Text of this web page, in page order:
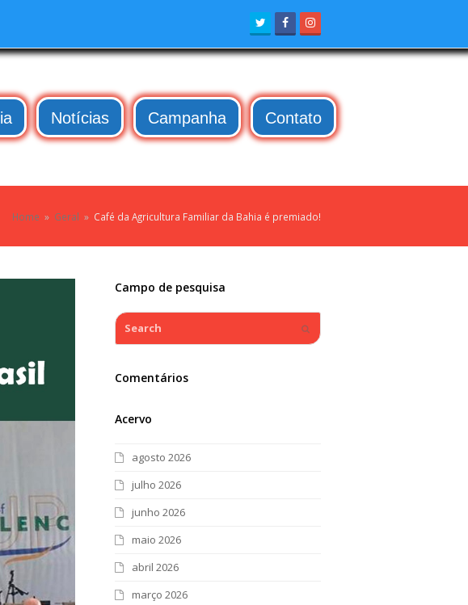
TwitterFacebook
Notícias Campanha Contato
Home » Geral » Café da Agricultura Familiar da Bahia é premiado!
Campo de pesquisa
Search
Comentários
Acervo
agosto 2026
julho 2026
junho 2026
maio 2026
abril 2026
março 2026